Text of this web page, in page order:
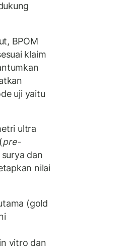
BPOM
klaim
uji yaitu
ultra
pre-
dan
nilai
(gold
vitro dan